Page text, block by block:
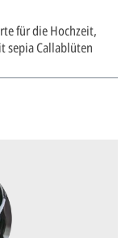
für die Hochzeit,
sepia Callablüten